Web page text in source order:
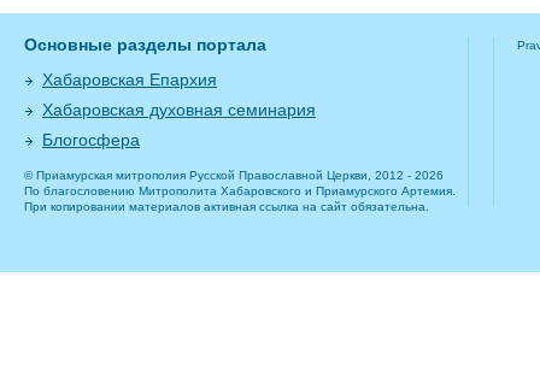
Основные разделы портала
Хабаровская Епархия
Хабаровская духовная семинария
Блогосфера
© Приамурская митрополия Русской Православной Церкви, 2012 - 2026
По благословению Митрополита Хабаровского и Приамурского Артемия.
При копировании материалов активная ссылка на сайт обязательна.